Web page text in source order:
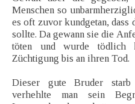
Menschen so
es oft zuvor kundgetan, dass
sollte. Da gewann sie die
töten und wurde tödlich
Züchtigung bis an ihren Tod.
Dieser gute Bruder
verhehlte man sein